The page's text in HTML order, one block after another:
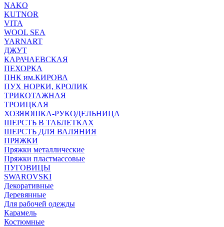
NAKO
KUTNOR
VITA
WOOL SEA
YARNART
ДЖУТ
КАРАЧАЕВСКАЯ
ПЕХОРКА
ПНК им.КИРОВА
ПУХ НОРКИ, КРОЛИК
ТРИКОТАЖНАЯ
ТРОИЦКАЯ
ХОЗЯЮШКА-РУКОДЕЛЬНИЦА
ШЕРСТЬ В ТАБЛЕТКАХ
ШЕРСТЬ ДЛЯ ВАЛЯНИЯ
ПРЯЖКИ
Пряжки металлические
Пряжки пластмассовые
ПУГОВИЦЫ
SWAROVSKI
Декоративные
Деревянные
Для рабочей одежды
Карамель
Костюмные